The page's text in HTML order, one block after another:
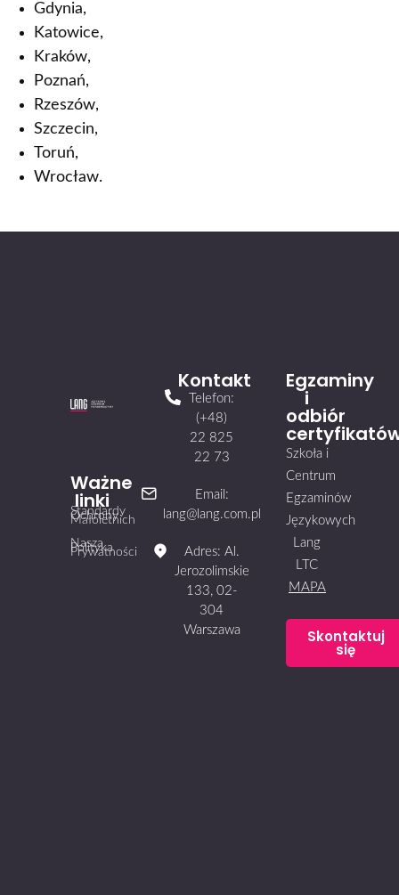
Gdynia,
Katowice,
Kraków,
Poznań,
Rzeszów,
Szczecin,
Toruń,
Wrocław.
Ważne
linki
Standardy
Ochrony
Małoletnich
Nasza
Polityka
Prywatności
Kontakt
Telefon:
(+48)
22 825
22 73
Email:
lang@lang.com.pl
Adres: Al.
Jerozolimskie
133, 02-
304
Warszawa
Egzaminy
i
odbiór
Szkoła i
Centrum
Egzaminów
Językowych
Lang
LTC
MAPA
Skontaktuj
się